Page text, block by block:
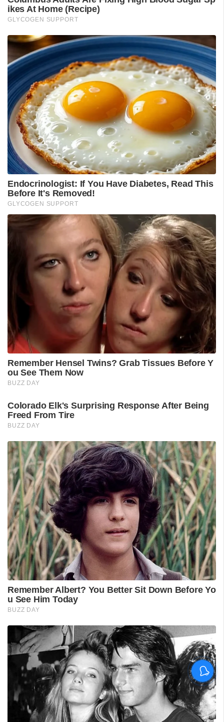
ശ്രീലങ്കൻ പര്യടനം:
ഇന്ത്യയുടെ സന്നാഹ
മത്സരത്തിന് ഇന്ന് തുടക്കം